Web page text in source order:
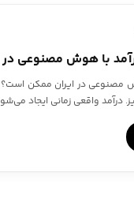
مصنوعی در ایران ممکن
درآمد واقعی زمانی ایجاد